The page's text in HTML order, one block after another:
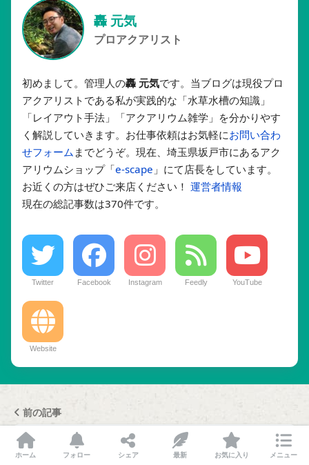
轟 元気
プロアクアリスト
初めまして。管理人の轟 元気です。当ブログは現役プロ
アクアリストである私が実践的な「水草水槽の知識」
「レイアウト手法」「アクアリウム雑学」を分かりやす
く解説していきます。お仕事依頼はお気軽にお問い合わ
せフォーム までどうぞ。現在、埼玉県坂戸市にあるアク
アリウムショップ「e-scape 」にて店長をしています。
お近くの方はぜひご来店ください！ 運営者情報
現在の総記事数は370件です。
Twitter Facebook Instagram Feedly YouTube
Website
前の記事
クリプトコリネ ウンデュラータ ‘ブロードリ
ホーム フォロー シェア 最新 お気に入り メニュー